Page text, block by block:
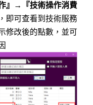
』 → 『技術操作消費
即可查看到技術服務
修改後的點數，並可